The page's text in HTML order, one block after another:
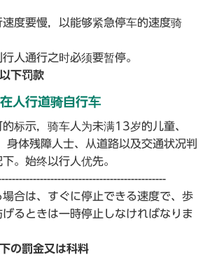
度要慢，以能够紧急停车的速度骑
人通行之时必须要暂停。
下罚款
人行道骑自行车
标示，骑车人为未满13岁的儿童、
身体残障人士、从道路以及交通状况判
。始终以行人优先。
合は、すぐに停止できる速度で、歩
るときは一時停止しなければなりま
の罰金又は科料